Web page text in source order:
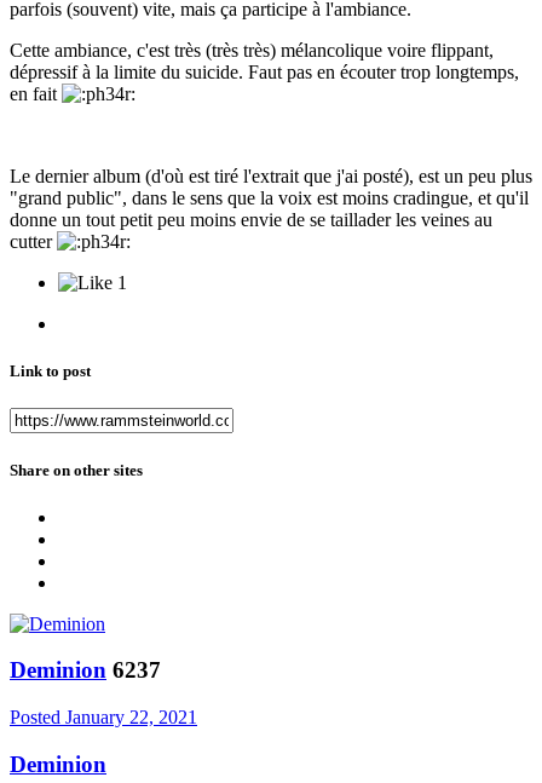
parfois (souvent) vite, mais ça participe à l'ambiance.
Cette ambiance, c'est très (très très) mélancolique voire flippant,
dépressif à la limite du suicide. Faut pas en écouter trop longtemps,
en fait
Le dernier album (d'où est tiré l'extrait que j'ai posté), est un peu plus
"grand public", dans le sens que la voix est moins cradingue, et qu'il
donne un tout petit peu moins envie de se taillader les veines au
cutter
1
Link to post
Share on other sites
Deminion 6237
Posted January 22, 2021
Deminion